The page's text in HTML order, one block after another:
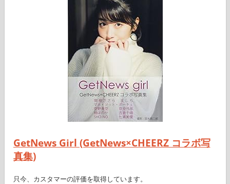
GetNews Girl (GetNews×CHEERZ コラボ写
真集)
只今、カスタマーの評価を取得しています。